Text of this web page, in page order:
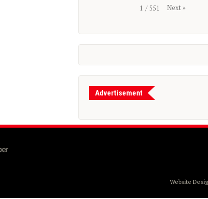
1 / 551 Next »
Advertisement
Website